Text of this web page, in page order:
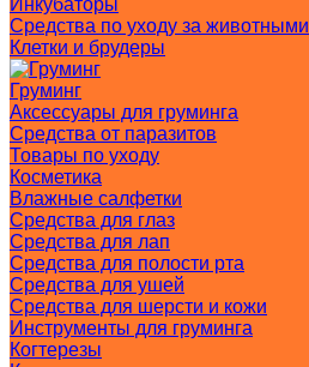
Инкубаторы
Средства по уходу за животными
Клетки и брудеры
Груминг
Аксессуары для груминга
Средства от паразитов
Товары по уходу
Косметика
Влажные салфетки
Средства для глаз
Средства для лап
Средства для полости рта
Средства для ушей
Средства для шерсти и кожи
Инструменты для груминга
Когтерезы